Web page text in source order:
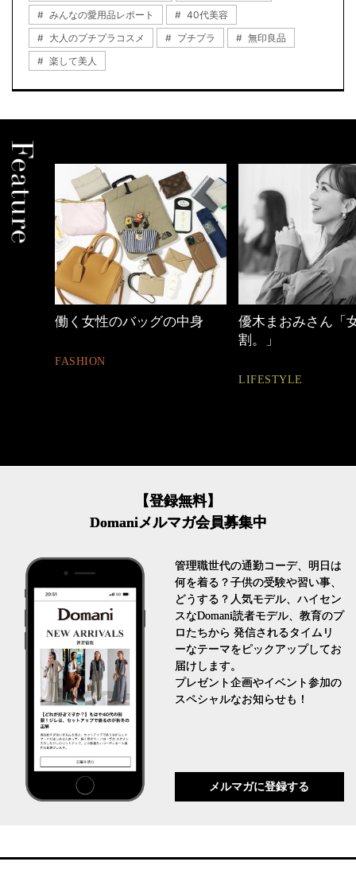
みんなの愛用品レポート
40代美容
大人のプチプラコスメ
プチプラ
無印良品
楽して美人
優木まおみさん「女の時間
【ワーママのきれ
ュアル通勤】
FASHION
【登録無料】
Domaniメルマガ会員募集中
管理職世代の通勤コーデ、明日は
何を着る？子供の受験や習い事、
どうする？人気モデル、ハイセン
スなDomani読者モデル、教育のプ
ロたちから 発信されるタイムリ
ーなテーマをピックアップしてお
届けします。
プレゼント企画やイベント参加の
スペシャルなお知らせも！
メルマガに登録する